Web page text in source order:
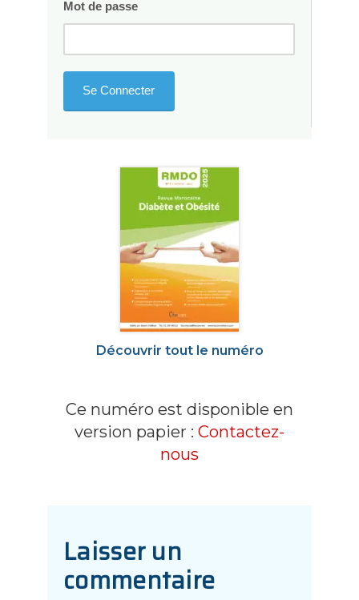
Mot de passe
Découvrir tout le numéro
Ce numéro est disponible en
version papier : Contactez-
nous
Laisser un
commentaire